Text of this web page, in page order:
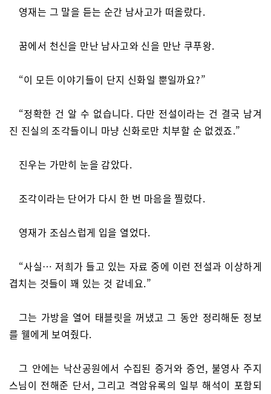
영재는 그 말을 듣는 순간 남사고가 떠올랐다.
꿈에서 천신을 만난 남사고와 신을 만난 쿠푸왕.
“이 모든 이야기들이 단지 신화일 뿐일까요?”
“정확한 건 알 수 없습니다. 다만 전설이라는 건 결국 남겨
진 진실의 조각들이니 마냥 신화로만 치부할 순 없겠죠.”
진우는 가만히 눈을 감았다.
조각이라는 단어가 다시 한 번 마음을 찔렀다.
영재가 조심스럽게 입을 열었다.
“사실… 저희가 들고 있는 자료 중에 이런 전설과 이상하게
겹치는 것들이 꽤 있는 것 같네요.”
그는 가방을 열어 태블릿을 꺼냈고 그 동안 정리해둔 정보
를 웰에게 보여줬다.
그 안에는 낙산공원에서 수집된 증거와 증언, 불영사 주지
스님이 전해준 단서, 그리고 격암유록의 일부 해석이 포함되